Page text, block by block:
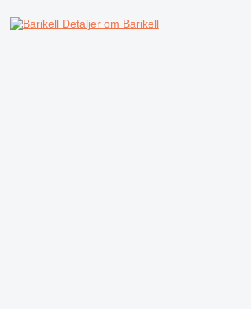
F-series
Detaljer om Barikell